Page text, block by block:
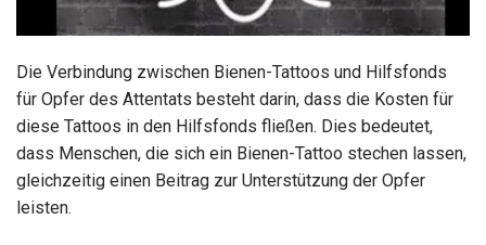
Die Verbindung zwischen Bienen-Tattoos und Hilfsfonds
für Opfer des Attentats besteht darin, dass die Kosten für
diese Tattoos in den Hilfsfonds fließen. Dies bedeutet,
dass Menschen, die sich ein Bienen-Tattoo stechen lassen,
gleichzeitig einen Beitrag zur Unterstützung der Opfer
leisten.